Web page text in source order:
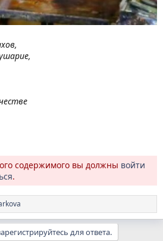
содержимого вы должны войти
.
для ответа.